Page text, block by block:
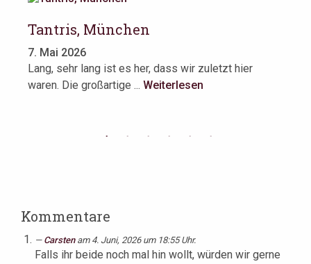
Tantris, München
7. Mai 2026
Lang, sehr lang ist es her, dass wir zuletzt hier
waren. Die großartige ... Weiterlesen
Kommentare
Carstenam 4. Juni, 2026 um 18:55 Uhr.
Falls ihr beide noch mal hin wollt, würden wir gerne